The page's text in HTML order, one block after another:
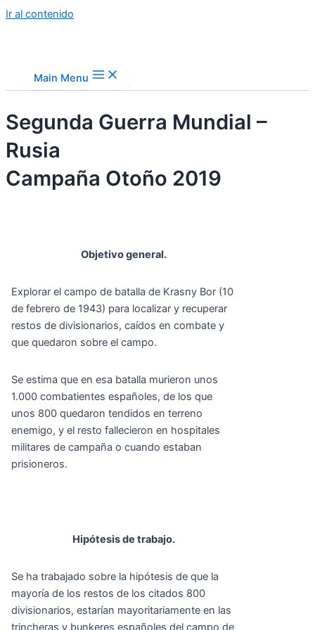
Ir al contenido
Main Menu
Segunda Guerra Mundial –
Rusia
Campaña Otoño 2019
Objetivo general.
Explorar el campo de batalla de Krasny Bor (10
de febrero de 1943) para localizar y recuperar
restos de divisionarios, caídos en combate y
que quedaron sobre el campo.
Se estima que en esa batalla murieron unos
1.000 combatientes españoles, de los que
unos 800 quedaron tendidos en terreno
enemigo, y el resto fallecieron en hospitales
militares de campaña o cuando estaban
prisioneros.
Hipótesis de trabajo.
Se ha trabajado sobre la hipótesis de que la
mayoría de los restos de los citados 800
divisionarios, estarían mayoritariamente en las
trincheras y bunkeres españoles del campo de